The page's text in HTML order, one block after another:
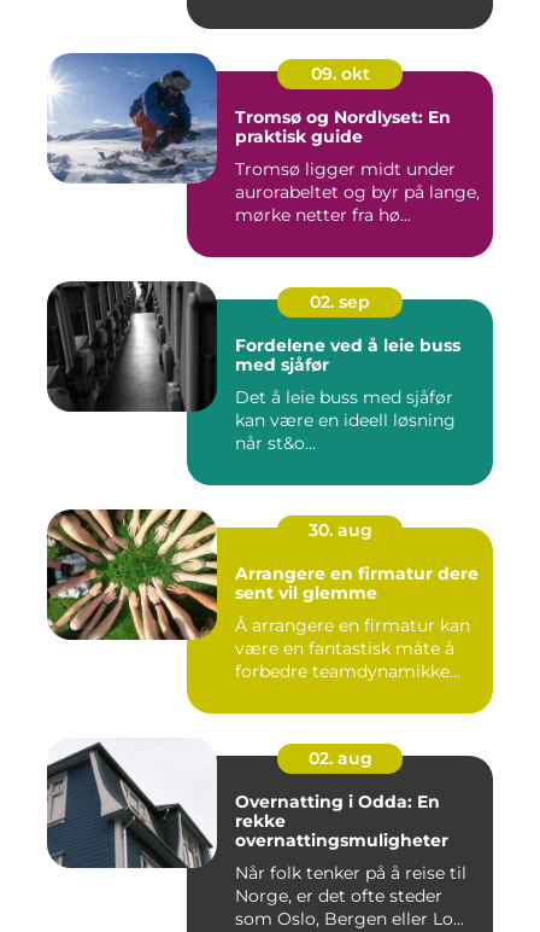
09. okt
Tromsø og Nordlyset: En
praktisk guide
Tromsø ligger midt under
aurorabeltet og byr på lange,
mørke netter fra hø...
02. sep
Fordelene ved å leie buss
med sjåfør
Det å leie buss med sjåfør
kan være en ideell løsning
når st&o...
30. aug
Arrangere en firmatur dere
sent vil glemme
Å arrangere en firmatur kan
være en fantastisk måte å
forbedre teamdynamikke...
02. aug
Overnatting i Odda: En
rekke
overnattingsmuligheter
Når folk tenker på å reise til
Norge, er det ofte steder
som Oslo, Bergen eller Lo...